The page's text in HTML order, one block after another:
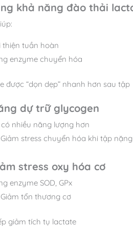
khả năng đào thải
thiện tuần hoàn
enzyme chuyển hóa
được “dọn dẹp” nhanh hơn sau tập
dự trữ glycogen
nhiều năng lượng hơn
stress chuyển hóa khi tập nặng
stress oxy hóa cơ
enzyme SOD, GPx
tổn thương cơ
giảm tích tụ lactate